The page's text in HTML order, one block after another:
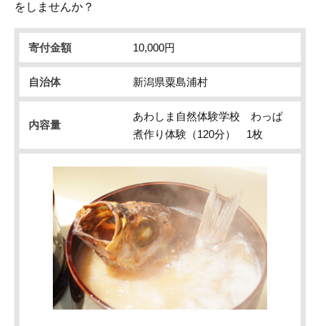
をしませんか？
寄付金額 10,000円
自治体 新潟県粟島浦村
内容量
あわしま自然体験学校 わっぱ
煮作り体験（120分） 1枚